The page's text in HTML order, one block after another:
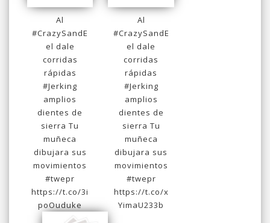
Al
#CrazySandE
el dale
corridas
rápidas
#Jerking
amplios
dientes de
sierra Tu
muñeca
dibujara sus
movimientos
#twepr
https://t.co/3i
poOuduke
Al
#CrazySandE
el dale
corridas
rápidas
#Jerking
amplios
dientes de
sierra Tu
muñeca
dibujara sus
movimientos
#twepr
https://t.co/x
YimaU233b